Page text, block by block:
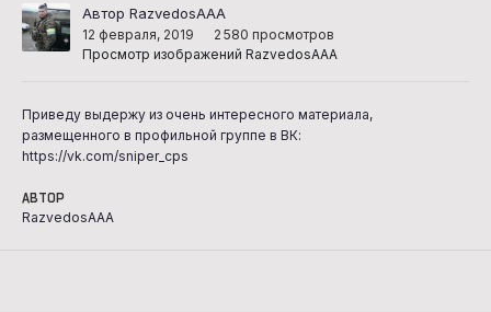
Автор RazvedosAAA
12 февраля, 2019
2 580 просмотров
Просмотр изображений RazvedosAAA
Приведу выдержу из очень интересного материала,
размещенного в профильной группе в ВК:
https://vk.com/sniper_cps
АВТОР
RazvedosAAA